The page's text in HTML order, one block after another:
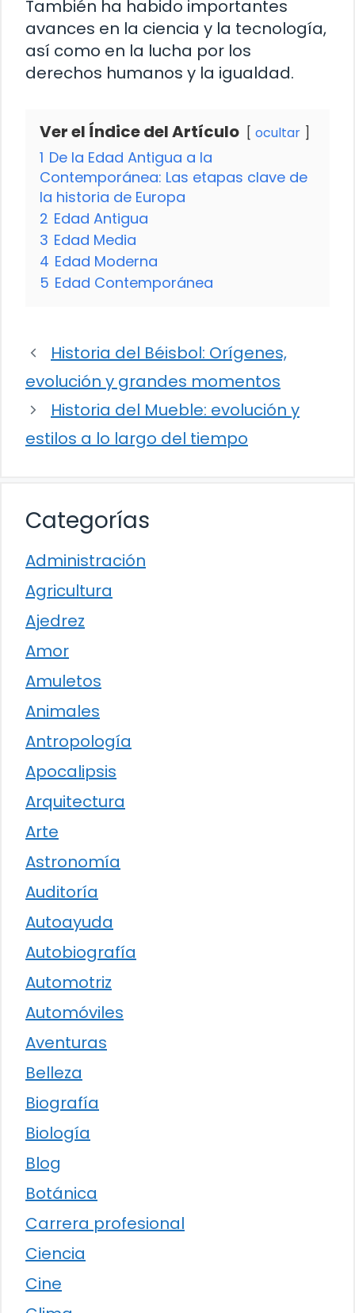
También ha habido importantes
avances en la ciencia y la tecnología,
así como en la lucha por los
derechos humanos y la igualdad.
Ver el Índice del Artículo ocultar
1 De la Edad Antigua a la
Contemporánea: Las etapas clave de
la historia de Europa
2 Edad Antigua
3 Edad Media
4 Edad Moderna
5 Edad Contemporánea
Historia del Béisbol: Orígenes,
evolución y grandes momentos
Historia del Mueble: evolución y
estilos a lo largo del tiempo
Categorías
Administración
Agricultura
Ajedrez
Amor
Amuletos
Animales
Antropología
Apocalipsis
Arquitectura
Arte
Astronomía
Auditoría
Autoayuda
Autobiografía
Automotriz
Automóviles
Aventuras
Belleza
Biografía
Biología
Blog
Botánica
Carrera profesional
Ciencia
Cine